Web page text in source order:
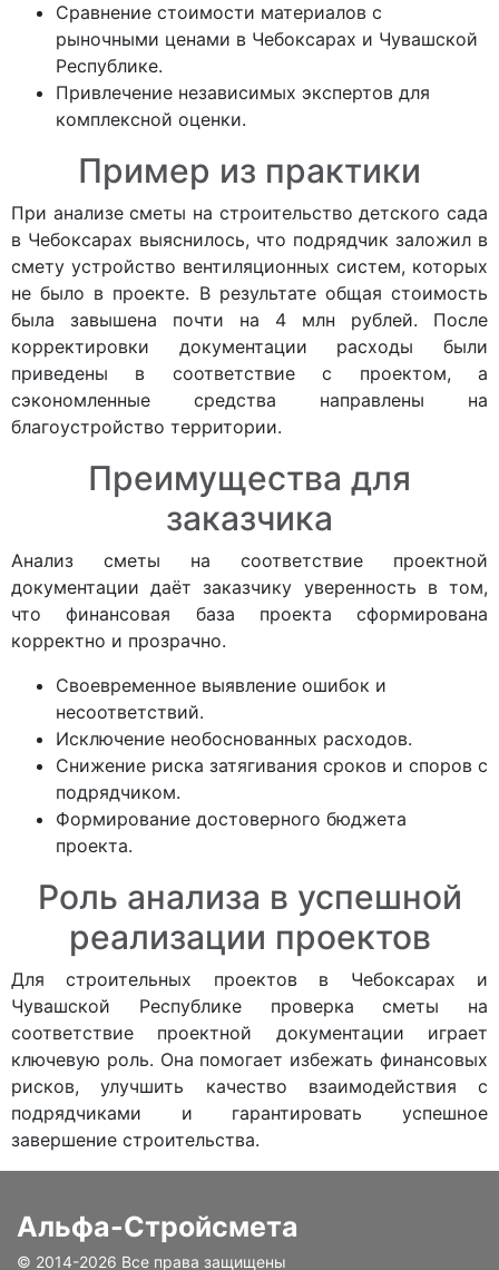
Сравнение стоимости материалов с
рыночными ценами в Чебоксарах и Чувашской
Республике.
Привлечение независимых экспертов для
комплексной оценки.
Пример из практики
При анализе сметы на строительство детского сада
в Чебоксарах выяснилось, что подрядчик заложил в
смету устройство вентиляционных систем, которых
не было в проекте. В результате общая стоимость
была завышена почти на 4 млн рублей. После
корректировки документации расходы были
приведены в соответствие с проектом, а
сэкономленные средства направлены на
благоустройство территории.
Преимущества для
заказчика
Анализ сметы на соответствие проектной
документации даёт заказчику уверенность в том,
что финансовая база проекта сформирована
корректно и прозрачно.
Своевременное выявление ошибок и
несоответствий.
Исключение необоснованных расходов.
Снижение риска затягивания сроков и споров с
подрядчиком.
Формирование достоверного бюджета
проекта.
Роль анализа в успешной
реализации проектов
Для строительных проектов в Чебоксарах и
Чувашской Республике проверка сметы на
соответствие проектной документации играет
ключевую роль. Она помогает избежать финансовых
рисков, улучшить качество взаимодействия с
подрядчиками и гарантировать успешное
завершение строительства.
Альфа-Стройсмета
© 2014-2026 Все права защищены